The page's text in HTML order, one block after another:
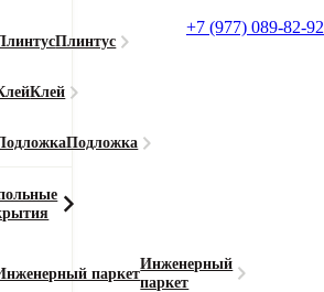
Плинтус
Клей
Подложка
Инженерный
паркет
+7 (977) 089-82-92
покрытия